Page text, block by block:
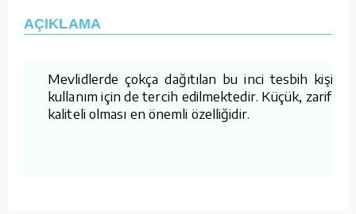
AÇIKLAMA
Mevlidlerde çokça dağıtılan bu inci tesbih kişisel
kullanım için de tercih edilmektedir. Küçük, zarif ve
kaliteli olması en önemli özelliğidir.